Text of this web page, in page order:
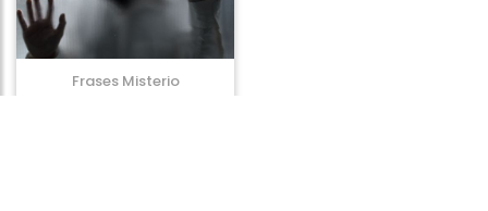
Frases Misterio